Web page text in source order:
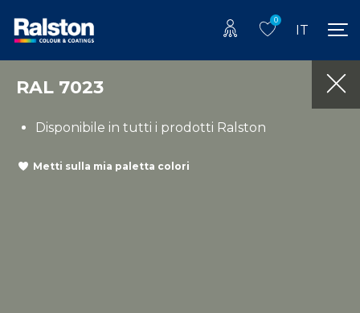
0
IT
RAL 7023
Disponibile in tutti i prodotti Ralston
Metti sulla mia paletta colori